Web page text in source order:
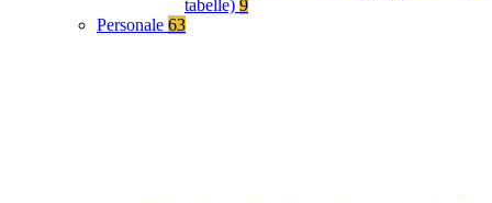
tabelle) 9
Personale 63